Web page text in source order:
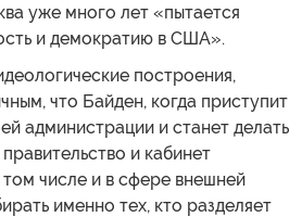
уже много лет «пытается
и демократию в США».
построения,
что Байден, когда приступит
администрации и станет делать
и кабинет
том числе и в сфере внешней
именно тех, кто разделяет